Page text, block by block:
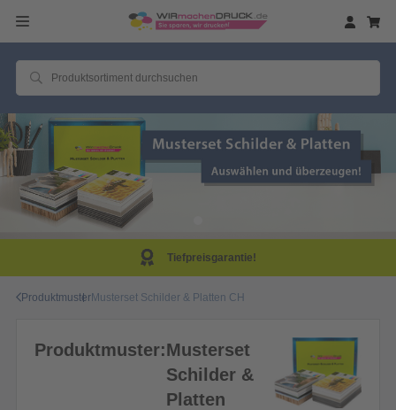
Tiefpreisgarantie!
ProduktmusterMusterset Schilder & Platten CH
Produktmuster:Musterset
Schilder &
Platten